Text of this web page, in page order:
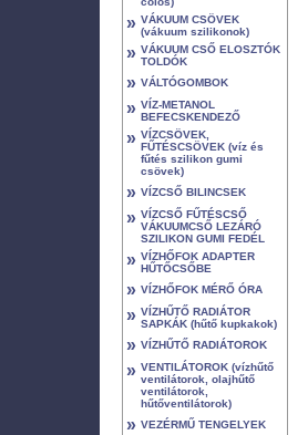
» VÁKUUM CSÖVEK
(vákuum szilikonok)
» VÁKUUM CSŐ ELOSZTÓK
TOLDÓK
» VÁLTÓGOMBOK
» VÍZ-METANOL
BEFECSKENDEZŐ
» VÍZCSÖVEK,
FŰTÉSCSÖVEK (víz és
fűtés szilikon gumi
csövek)
» VÍZCSŐ BILINCSEK
» VÍZCSŐ FŰTÉSCSŐ
VÁKUUMCSŐ LEZÁRÓ
SZILIKON GUMI FEDÉL
» VÍZHŐFOK ADAPTER
HŰTŐCSŐBE
» VÍZHŐFOK MÉRŐ ÓRA
» VÍZHŰTŐ RADIÁTOR
SAPKÁK (hűtő kupkakok)
» VÍZHŰTŐ RADIÁTOROK
» VENTILÁTOROK (vízhűtő
ventilátorok, olajhűtő
ventilátorok,
hűtőventilátorok)
» VEZÉRMŰ TENGELYEK